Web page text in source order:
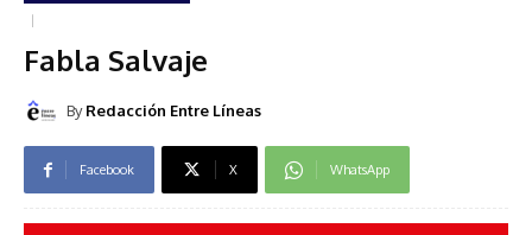
Fabla Salvaje
By Redacción Entre Líneas
Facebook X WhatsApp